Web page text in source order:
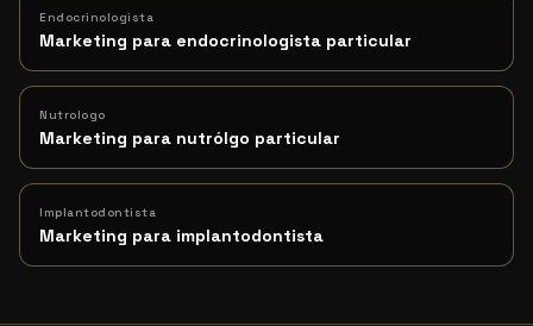
Endocrinologista
Marketing para endocrinologista particular
Nutrologo
Marketing para nutrólgo particular
Implantodontista
Marketing para implantodontista